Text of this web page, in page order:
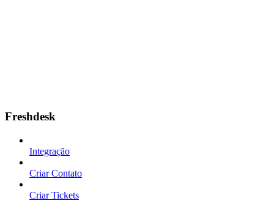
Freshdesk
Integração
Criar Contato
Criar Tickets